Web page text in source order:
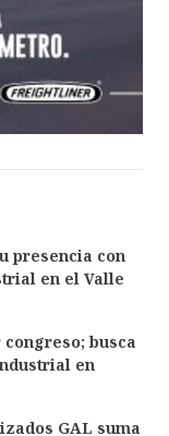
presencia con
en el Valle
busca
en
GAL suma